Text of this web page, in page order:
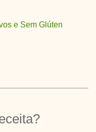
e Sem Glúten